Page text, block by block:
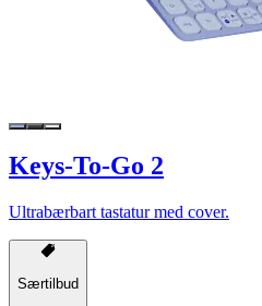
Keys-To-Go 2
Ultrabærbart tastatur med cover.
Særtilbud